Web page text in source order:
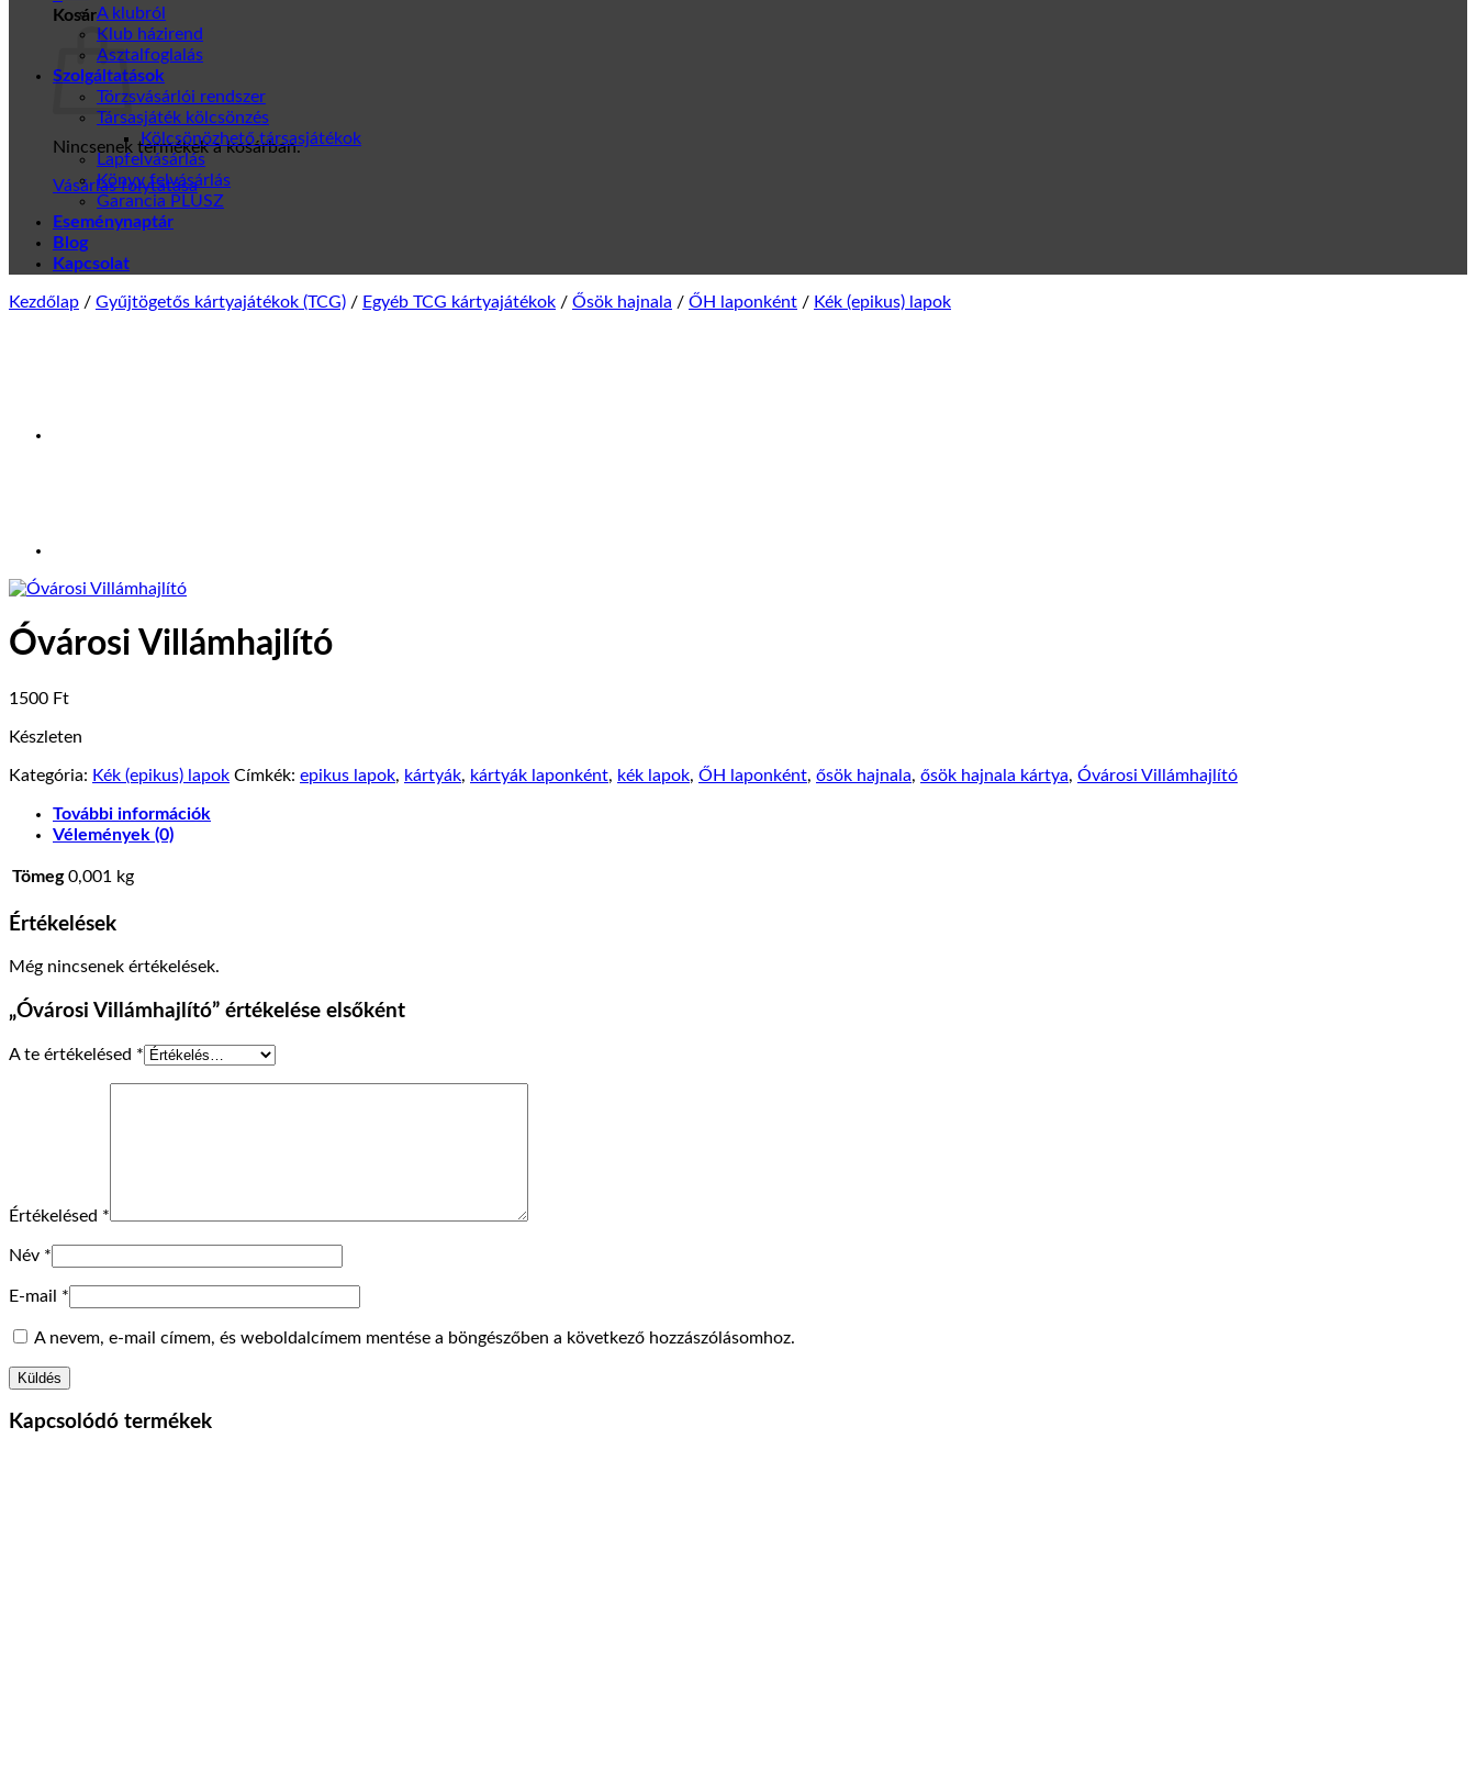
Kosár
Nincsenek termékek a kosárban.
Vásárlás folytatása
A klubról
Klub házirend
Asztalfoglalás
Szolgáltatások
Törzsvásárlói rendszer
Társasjáték kölcsönzés
Kölcsönözhető társasjátékok
Lapfelvásárlás
Könyv felvásárlás
Garancia PLUSZ
Eseménynaptár
Blog
Kapcsolat
Kezdőlap / Gyűjtögetős kártyajátékok (TCG) / Egyéb TCG kártyajátékok / Ősök hajnala / ŐH laponként / Kék (epikus) lapok
Óvárosi Villámhajlító
1500 Ft
Készleten
Kategória: Kék (epikus) lapok Címkék: epikus lapok, kártyák, kártyák laponként, kék lapok, ŐH laponként, ősök hajnala, ősök hajnala kártya, Óvárosi Villámhajlító
További információk
Vélemények (0)
Tömeg 0,001 kg
Értékelések
Még nincsenek értékelések.
„Óvárosi Villámhajlító” értékelése elsőként
A te értékelésed *
Értékelésed *
Név *
E-mail *
A nevem, e-mail címem, és weboldalcímem mentése a böngészőben a következő hozzászólásomhoz.
Kapcsolódó termékek